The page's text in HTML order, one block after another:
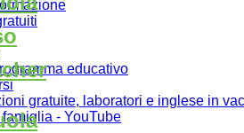
educativo
gratuite, laboratori e inglese in
- YouTube